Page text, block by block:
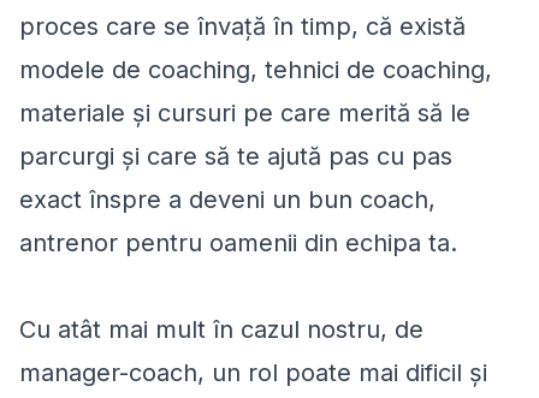
proces care se învață în timp, că există
modele de coaching, tehnici de coaching,
materiale și cursuri pe care merită să le
parcurgi și care să te ajută pas cu pas
exact înspre a deveni un bun coach,
antrenor pentru oamenii din echipa ta.
Cu atât mai mult în cazul nostru, de
manager-coach, un rol poate mai dificil și